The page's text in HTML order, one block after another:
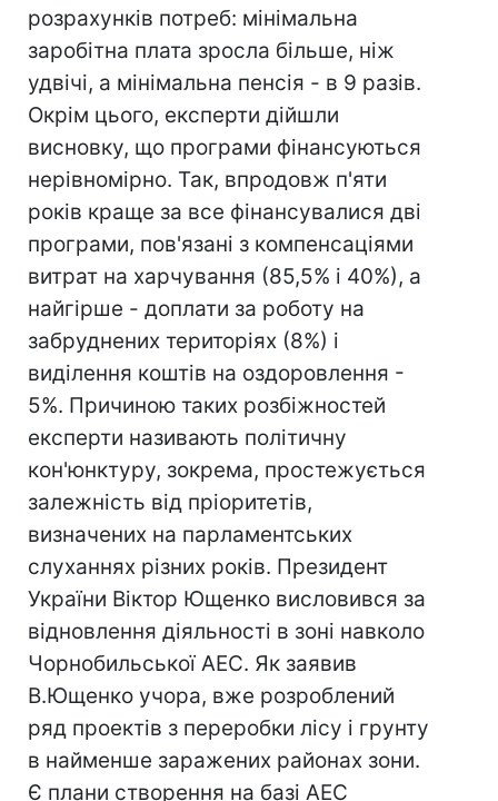
розрахунків потреб: мінімальна
заробітна плата зросла більше, ніж
удвічі, а мінімальна пенсія - в 9 разів.
Окрім цього, експерти дійшли
висновку, що програми фінансуються
нерівномірно. Так, впродовж п'яти
років краще за все фінансувалися дві
програми, пов'язані з компенсаціями
витрат на харчування (85,5% і 40%), а
найгірше - доплати за роботу на
забруднених територіях (8%) і
виділення коштів на оздоровлення -
5%. Причиною таких розбіжностей
експерти називають політичну
кон'юнктуру, зокрема, простежується
залежність від пріоритетів,
визначених на парламентських
слуханнях різних років. Президент
України Віктор Ющенко висловився за
відновлення діяльності в зоні навколо
Чорнобильської АЕС. Як заявив
В.Ющенко учора, вже розроблений
ряд проектів з переробки лісу і грунту
в найменше заражених районах зони.
Є плани створення на базі АЕС